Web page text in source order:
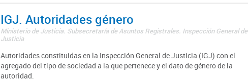
IGJ. Autoridades género
Ministerio de Justicia. Subsecretaría de Asuntos Registrales. Inspección General de
Justicia
Autoridades constituidas en la Inspección General de Justicia (IGJ) con el
agregado del tipo de sociedad a la que pertenece y el dato de género de la
autoridad.